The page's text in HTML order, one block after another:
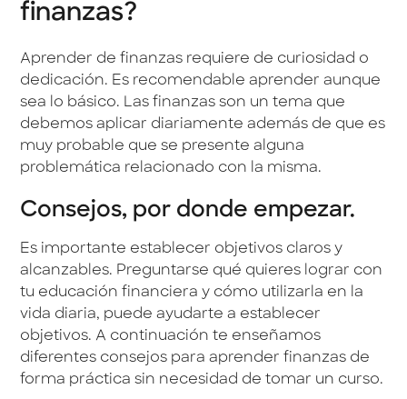
finanzas?
Aprender de finanzas requiere de curiosidad o
dedicación. Es recomendable aprender aunque
sea lo básico. Las finanzas son un tema que
debemos aplicar diariamente además de que es
muy probable que se presente alguna
problemática relacionado con la misma.
Consejos, por donde empezar.
Es importante establecer objetivos claros y
alcanzables. Preguntarse qué quieres lograr con
tu educación financiera y cómo utilizarla en la
vida diaria, puede ayudarte a establecer
objetivos. A continuación te enseñamos
diferentes consejos para aprender finanzas de
forma práctica sin necesidad de tomar un curso.